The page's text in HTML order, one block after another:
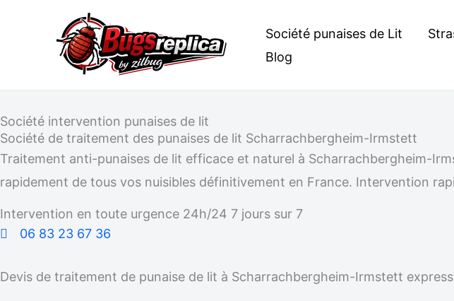
Société punaises de Lit
Blog
Société intervention punaises de lit
Société de traitement des punaises de lit Scharrachbergheim-Irmstett
Traitement anti-punaises de lit efficace et naturel à Scharrachbergheim-
rapidement de tous vos nuisibles définitivement en France. Intervention
Intervention en toute urgence 24h/24 7 jours sur 7
06 83 23 67 36
Devis de traitement de punaise de lit à Scharrachbergheim-Irmstett express